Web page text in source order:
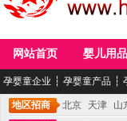
网站首页 婴儿用品
孕婴童企业 ┆ 孕婴童产品 ┆
地区招商 北京 天津 山